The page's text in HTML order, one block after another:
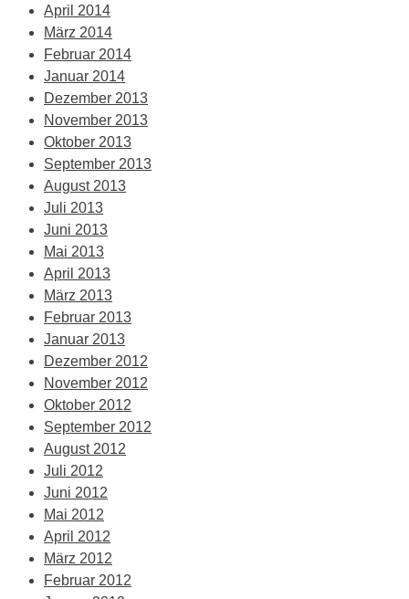
April 2014
März 2014
Februar 2014
Januar 2014
Dezember 2013
November 2013
Oktober 2013
September 2013
August 2013
Juli 2013
Juni 2013
Mai 2013
April 2013
März 2013
Februar 2013
Januar 2013
Dezember 2012
November 2012
Oktober 2012
September 2012
August 2012
Juli 2012
Juni 2012
Mai 2012
April 2012
März 2012
Februar 2012